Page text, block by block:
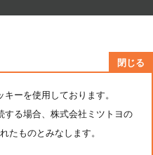
個人情報保護ポリシー
ーを使用しております。
する場合、株式会社ミツトヨの
たものとみなします。
閉じる